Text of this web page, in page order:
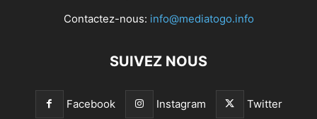
Contactez-nous: info@mediatogo.info
SUIVEZ NOUS
Facebook Instagram Twitter